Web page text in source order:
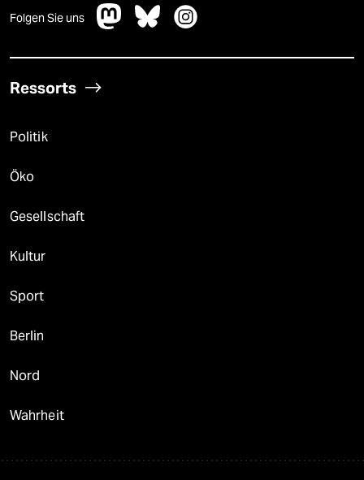
Folgen Sie uns
Ressorts
Politik
Öko
Gesellschaft
Kultur
Sport
Berlin
Nord
Wahrheit